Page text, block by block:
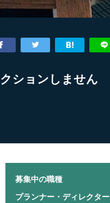
ションしません
募集中の職種
プランナー・ディレクター